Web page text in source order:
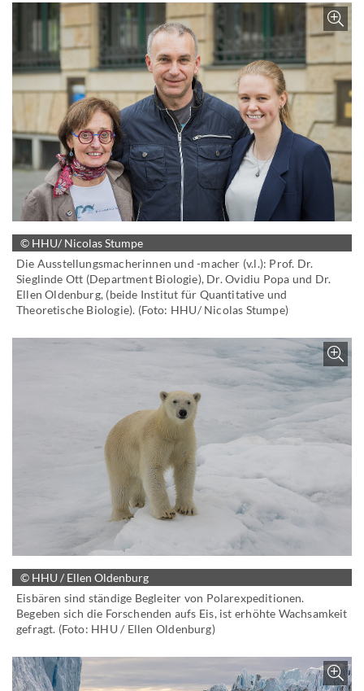
© HHU/ Nicolas Stumpe
Die Ausstellungsmacherinnen und -macher (v.l.): Prof. Dr.
Sieglinde Ott (Department Biologie), Dr. Ovidiu Popa und Dr.
Ellen Oldenburg, (beide Institut für Quantitative und
Theoretische Biologie). (Foto: HHU/ Nicolas Stumpe)
© HHU / Ellen Oldenburg
Eisbären sind ständige Begleiter von Polarexpeditionen.
Begeben sich die Forschenden aufs Eis, ist erhöhte Wachsamkeit
gefragt. (Foto: HHU / Ellen Oldenburg)